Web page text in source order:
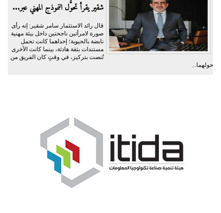
شقير يقرأ تحوُّل النموذج المهني عبر...
قال رائد الاستثمار سامر شقير: إنه رأى
صورة لامرأتين ناجحتين داخل بيئة مهنية
نابضة بالحيوية؛ إحداهما كانت تحمل
مستندات بثقة هادئة، بينما كانت الأخرى
تُنصت بتركيز، في وقتٍ كان الفريق من
حولهما...